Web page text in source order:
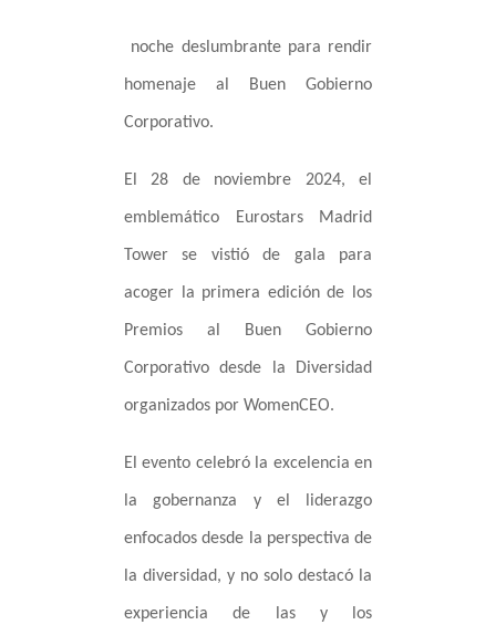
noche deslumbrante para rendir
homenaje al Buen Gobierno
Corporativo.
El 28 de noviembre 2024, el
emblemático Eurostars Madrid
Tower se vistió de gala para
acoger la primera edición de los
Premios al Buen Gobierno
Corporativo desde la Diversidad
organizados por WomenCEO.
El evento celebró la excelencia en
la gobernanza y el liderazgo
enfocados desde la perspectiva de
la diversidad, y no solo destacó la
experiencia de las y los